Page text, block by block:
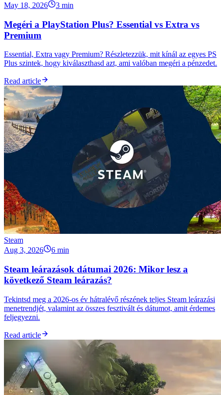
May 18, 2026
3 min
Megéri a PlayStation Plus? Essential vs Extra vs
Premium
Essential, Extra vagy Premium? Részletezzük, mit kínál az egyes PS
Plus szintek, hogy kiválaszthasd azt, ami valóban megéri a pénzedet.
Read article
Steam
Aug 3, 2026
6 min
Steam leárazások dátumai 2026: Mikor lesz a
következő Steam leárazás?
Tekintsd meg a 2026-os év hátralévő részének teljes Steam leárazási
menetrendjét, valamint az összes fesztivált és dátumot, amit érdemes
feljegyezni.
Read article